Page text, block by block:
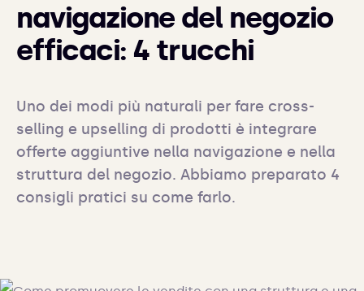
navigazione del negozio
efficaci: 4 trucchi
Uno dei modi più naturali per fare cross-
selling e upselling di prodotti è integrare
offerte aggiuntive nella navigazione e nella
struttura del negozio. Abbiamo preparato 4
consigli pratici su come farlo.